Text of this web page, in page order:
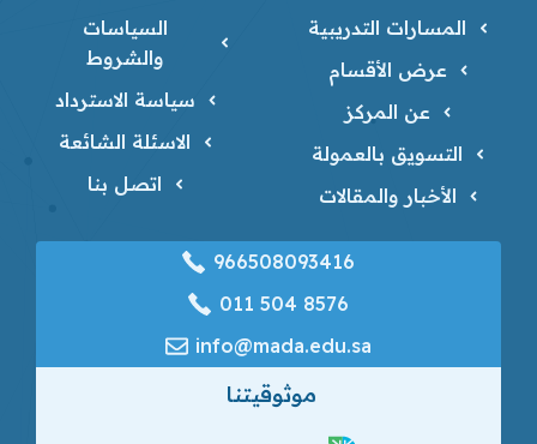
المسارات التدريبية
عرض الأقسام
عن المركز
التسويق بالعمولة
الأخبار والمقالات
السياسات
والشروط
سياسة الاسترداد
الاسئلة الشائعة
اتصل بنا
966508093416
‎011 504 8576
info@mada.edu.sa
موثوقيتنا